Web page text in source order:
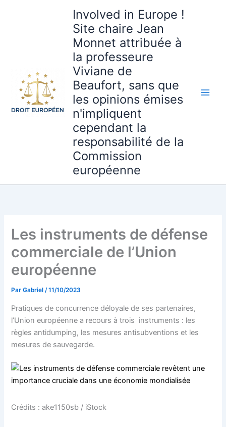
Involved in Europe !
Site chaire Jean
Monnet attribuée à
la professeure
Viviane de
Beaufort, sans que
les opinions émises
n'impliquent
cependant la
responsabilité de la
Commission
européenne
Les instruments de défense
commerciale de l’Union
européenne
ParGabriel/11/10/2023
Pratiques de concurrence déloyale de ses partenaires,
l’Union européenne a recours à trois instruments : les
règles antidumping, les mesures antisubventions et les
mesures de sauvegarde.
Crédits : ake1150sb / iStock